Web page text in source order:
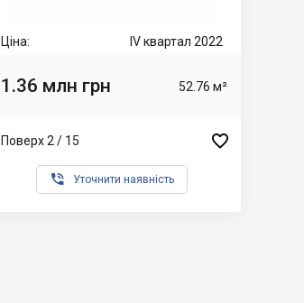
Ціна: IV квартал 2022
1.36 млн грн 52.76 м²
Поверх 2 / 15 
 Уточнити наявність